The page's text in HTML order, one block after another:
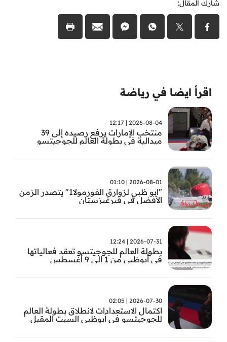
شارك المقال:
اقرأ ايضا في رياضة
2026-08-04 | 12:17
منتخب الإمارات يرفع رصيده إلى 39
ميدالية في بطولة العالم للجوجيتسو
2026-08-01 | 01:10
"أبو ظبي لزوارق الفورمولا1" يتصدر الزمن
الأفضل في قيرغيزستان
2026-07-31 | 12:24
بطولة العالم للجوجيتسو تعقد فعالياتها
في أبوظبي من 1 إلى 9 أغسطس
2026-07-30 | 02:05
اكتمال الاستعدادات لانطلاق بطولة العالم
للجوجيتسو في أبوظبي السبت المقبل